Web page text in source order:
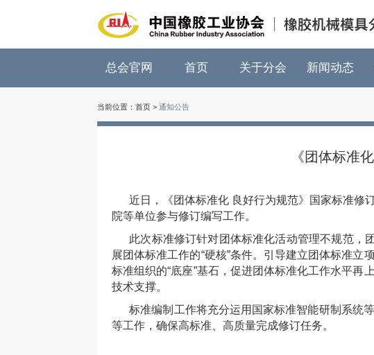
总会官网 首页 关于分会 新闻动态
当前位置： 首页 > 通知公告
《团体标准
近日，《团体标准化 良好行为规范》国家标准修
院等单位参与修订编写工作。
此次标准修订针对团体标准化活动管理不规范，
展团体标准工作的“硬核”条件。引导建立团体标准
标准组织的“底座”基石，促进团体标准化工作水平
技术支撑。
标准编制工作将充分运用国家标准智能研制系统
等工作，确保高标准、高质量完成修订任务。